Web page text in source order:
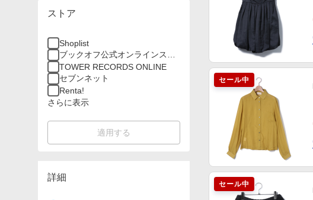
ストア
Shoplist
ブックオフ公式オンラインスト
ア
TOWER RECORDS ONLINE
セブンネット
Renta!
さらに表示
適用する
詳細
セール中
セール中